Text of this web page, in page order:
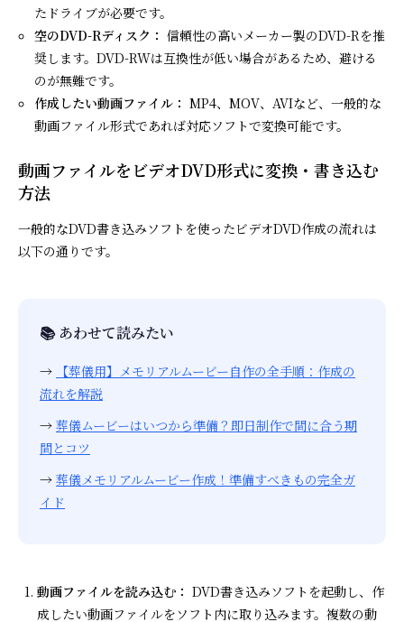
たドライブが必要です。
空のDVD-Rディスク： 信頼性の高いメーカー製のDVD-Rを推
奨します。DVD-RWは互換性が低い場合があるため、避ける
のが無難です。
作成したい動画ファイル： MP4、MOV、AVIなど、一般的な
動画ファイル形式であれば対応ソフトで変換可能です。
動画ファイルをビデオDVD形式に変換・書き込む
方法
一般的なDVD書き込みソフトを使ったビデオDVD作成の流れは
以下の通りです。
📚 あわせて読みたい
→
【葬儀用】メモリアルムービー自作の全手順：作成の
流れを解説
→ 葬儀ムービーはいつから準備？即日制作で間に合う期
間とコツ
→ 葬儀メモリアルムービー作成！準備すべきもの完全ガ
イド
動画ファイルを読み込む： DVD書き込みソフトを起動し、作
成したい動画ファイルをソフト内に取り込みます。複数の動